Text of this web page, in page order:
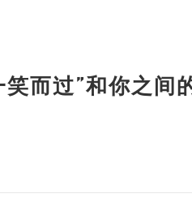
而过”和你之间